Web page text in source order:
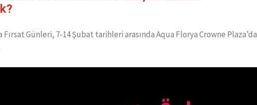
Fırsat Günleri, 7-14 Şubat tarihleri arasında Aqua Florya Crowne Plaza’da